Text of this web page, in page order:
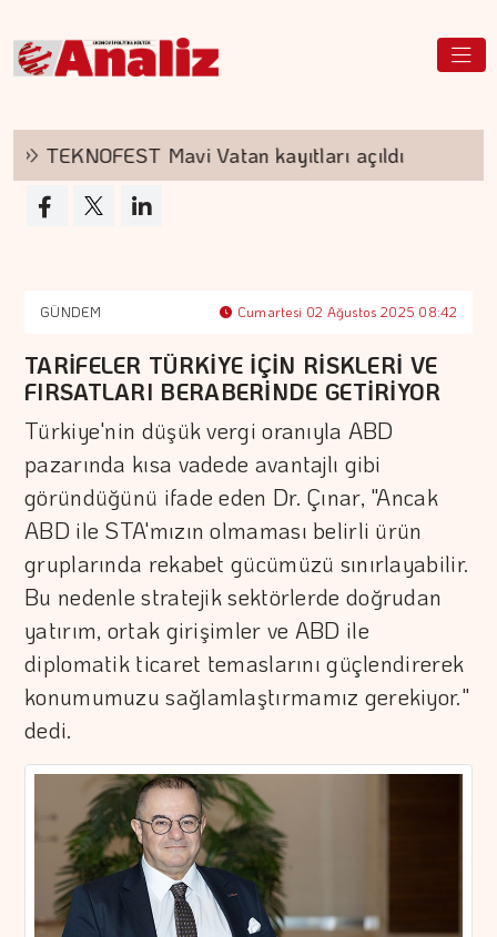
TEKNOFEST Mavi Vatan kayıtları açıldı
GÜNDEM Cumartesi 02 Ağustos 2025 08:42
TARİFELER TÜRKİYE İÇİN RİSKLERİ VE
FIRSATLARI BERABERİNDE GETİRİYOR
Türkiye'nin düşük vergi oranıyla ABD
pazarında kısa vadede avantajlı gibi
göründüğünü ifade eden Dr. Çınar, "Ancak
ABD ile STA'mızın olmaması belirli ürün
gruplarında rekabet gücümüzü sınırlayabilir.
Bu nedenle stratejik sektörlerde doğrudan
yatırım, ortak girişimler ve ABD ile
diplomatik ticaret temaslarını güçlendirerek
konumumuzu sağlamlaştırmamız gerekiyor."
dedi.